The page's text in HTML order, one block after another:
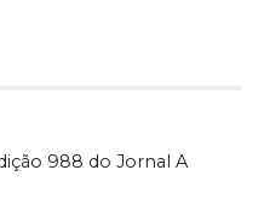
988 do Jornal A